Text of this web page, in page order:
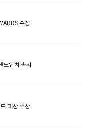
수상
드위치 출시
대상 수상